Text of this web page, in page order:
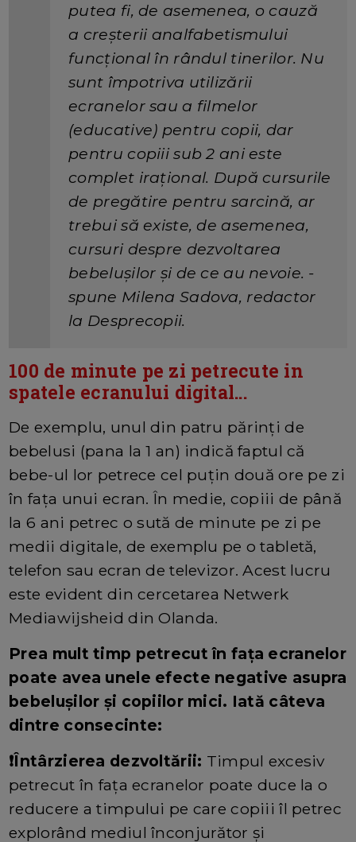
putea fi, de asemenea, o cauză
a creșterii analfabetismului
funcțional în rândul tinerilor. Nu
sunt împotriva utilizării
ecranelor sau a filmelor
(educative) pentru copii, dar
pentru copiii sub 2 ani este
complet irațional. După cursurile
de pregătire pentru sarcină, ar
trebui să existe, de asemenea,
cursuri despre dezvoltarea
bebelușilor și de ce au nevoie. -
spune Milena Sadova, redactor
la Desprecopii.
100 de minute pe zi petrecute in
spatele ecranului digital...
De exemplu, unul din patru părinți de
bebelusi (pana la 1 an) indică faptul că
bebe-ul lor petrece cel puțin două ore pe zi
în fața unui ecran. În medie, copiii de până
la 6 ani petrec o sută de minute pe zi pe
medii digitale, de exemplu pe o tabletă,
telefon sau ecran de televizor. Acest lucru
este evident din cercetarea Netwerk
Mediawijsheid din Olanda.
Prea mult timp petrecut în fața ecranelor
poate avea unele efecte negative asupra
bebelușilor și copiilor mici. Iată câteva
dintre consecinte:
❗Întârzierea dezvoltării: Timpul excesiv
petrecut în fața ecranelor poate duce la o
reducere a timpului pe care copiii îl petrec
explorând mediul înconjurător și